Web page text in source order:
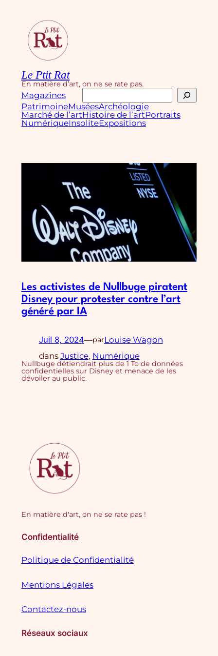
contenu
Le Ptit Rat
En matière d’art, on ne se rate pas.
Magazines
Rechercher
PatrimoineMuséesArchéologie
Marché de l’artHistoire de l’artPortraits
NumériqueInsoliteExpositions
Les activistes de Nullbuge piratent
Disney pour protester contre l’art
généré par IA
Juil 8, 2024—parLouise Wagon
dans Justice, Numérique
Nullbuge détiendrait plus de 1 To de données
confidentielles sur Disney et menace de les
dévoiler au public.
En matière d'art, on ne se rate pas !
Confidentialité
Politique de Confidentialité
Mentions Légales
Contactez-nous
Réseaux sociaux